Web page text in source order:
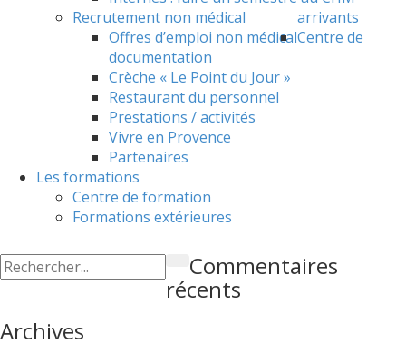
Recrutement non médical
Offres d’emploi non médical
arrivants
Centre de
documentation
Crèche « Le Point du Jour »
Restaurant du personnel
Prestations / activités
Vivre en Provence
Partenaires
Les formations
Centre de formation
Formations extérieures
Commentaires
récents
Archives